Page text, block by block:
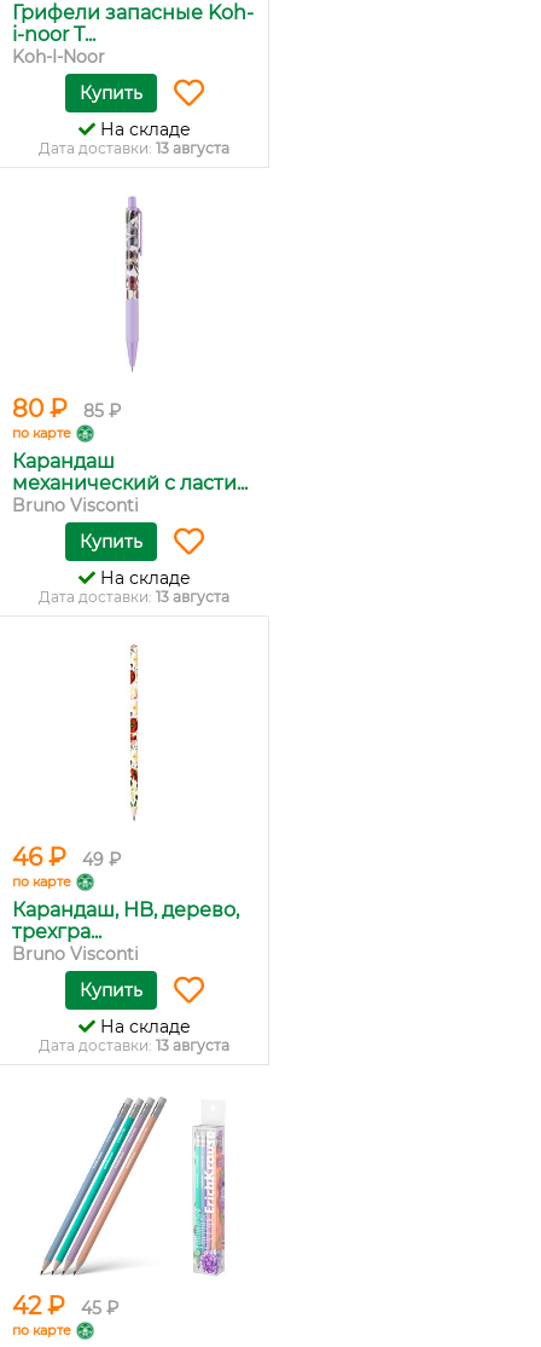
Грифели запасные Koh-
i-noor T...
Koh-I-Noor
Купить
На складе
Дата доставки: 13 августа
80 ₽ 85 ₽
по карте
Карандаш
механический с ласти...
Bruno Visconti
Купить
На складе
Дата доставки: 13 августа
46 ₽ 49 ₽
по карте
Карандаш, HB, дерево,
трехгра...
Bruno Visconti
Купить
На складе
Дата доставки: 13 августа
42 ₽ 45 ₽
по карте